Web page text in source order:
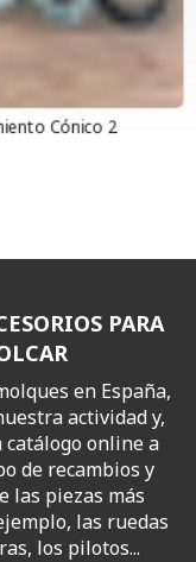
Cónico 2
PARA
en España,
actividad y,
catálogo online a
de recambios y
las piezas más
las ruedas
los pilotos...